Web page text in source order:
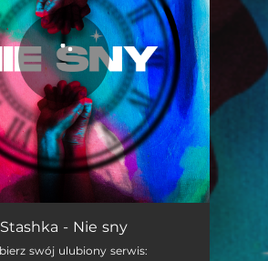
Stashka - Nie sny
swój ulubiony serwis: